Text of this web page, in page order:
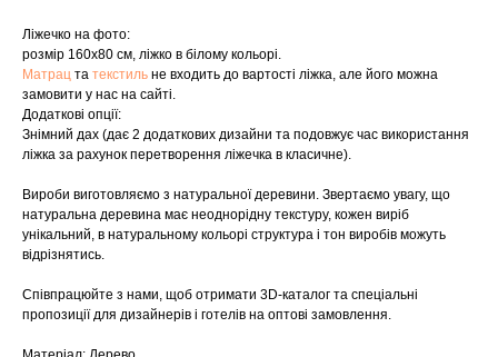
Ліжечко на фото:
розмір 160х80 см, ліжко в білому кольорі.
Матрац та текстиль не входить до вартості ліжка, але його можна
замовити у нас на сайті.
Додаткові опції:
Знімний дах (дає 2 додаткових дизайни та подовжує час використання
ліжка за рахунок перетворення ліжечка в класичне).
Вироби виготовляємо з натуральної деревини. Звертаємо увагу, що
натуральна деревина має неоднорідну текстуру, кожен виріб
унікальний, в натуральному кольорі структура і тон виробів можуть
відрізнятись.
Співпрацюйте з нами, щоб отримати 3D-каталог та спеціальні
пропозиції для дизайнерів і готелів на оптові замовлення.